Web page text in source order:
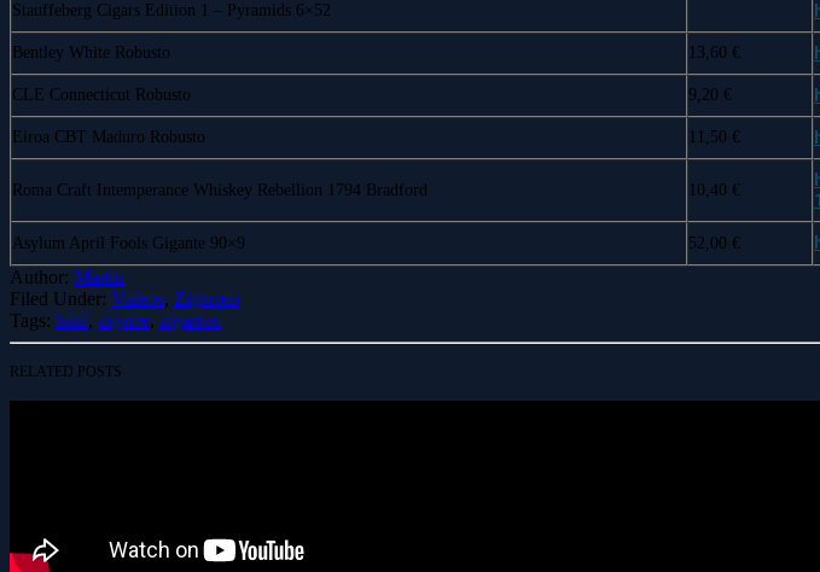
Stauffeberg Cigars Edition 1 – Pyramids 6×52
Bentley White Robusto 13,60 €
CLE Connecticut Robusto 9,20 €
Eiroa CBT Maduro Robusto 11,50 €
Roma Craft Intemperance Whiskey Rebellion 1794 Bradford 10,40 €
Asylum April Fools Gigante 90×9 52,00 €
Author: Martin
Filed Under: Videos, Zigarren
Tags: haul, zigarre, zigarren
RELATED POSTS